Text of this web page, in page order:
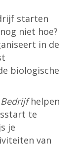
starten
niet hoe?
in de
biologische
helpen
te
je
van